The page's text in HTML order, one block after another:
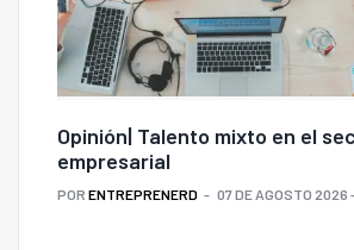
Opinión| Talento mixto en el
empresarial
POR ENTREPRENERD 07 DE AGOSTO 2026